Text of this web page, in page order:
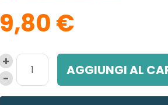
9,80 €
AGGIUNGI AL